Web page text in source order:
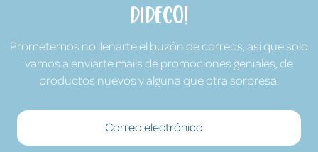
Dideco!
Prometemos no llenarte el buzón de correos, así que solo
vamos a enviarte mails de promociones geniales, de
productos nuevos y alguna que otra sorpresa.